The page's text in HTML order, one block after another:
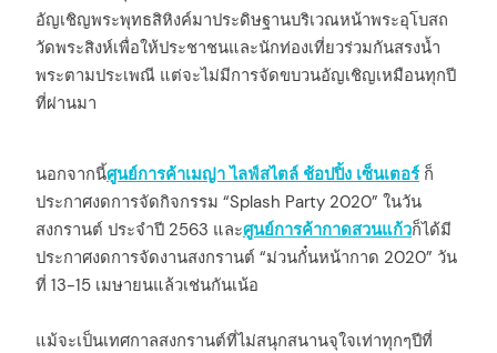
อัญเชิญพระพุทธสิหิงค์มาประดิษฐานบริเวณหน้าพระอุโบสถ
วัดพระสิงห์เพื่อให้ประชาชนและนักท่องเที่ยวร่วมกันสรงน้ำ
พระตามประเพณี แต่จะไม่มีการจัดขบวนอัญเชิญเหมือนทุกปี
ที่ผ่านมา
นอกจากนี้ศูนย์การค้าเมญ่า ไลฟ์สไตล์ ช้อปปิ้ง เซ็นเตอร์ก็
ประกาศงดการจัดกิจกรรม “Splash Party 2020” ในวัน
สงกรานต์ ประจำปี 2563 และศูนย์การค้ากาดสวนแก้วก็ได้มี
ประกาศงดการจัดงานสงกรานต์ “ม่วนกั๋นหน้ากาด 2020” วัน
ที่ 13-15 เมษายนแล้วเช่นกันเน้อ
แม้จะเป็นเทศกาลสงกรานต์ที่ไม่สนุกสนานจุใจเท่าทุกๆปีที่